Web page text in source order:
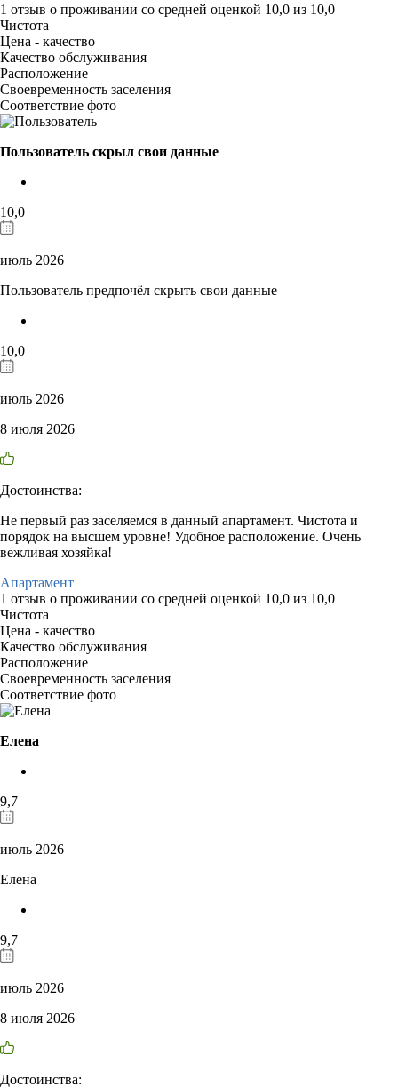
1 отзыв о проживании со средней оценкой 10,0 из 10,0
Чистота
Цена - качество
Качество обслуживания
Расположение
Своевременность заселения
Соответствие фото
Пользователь скрыл свои данные
10,0
июль 2026
Пользователь предпочёл скрыть свои данные
10,0
июль 2026
8 июля 2026
Достоинства:
Не первый раз заселяемся в данный апартамент. Чистота и
порядок на высшем уровне! Удобное расположение. Очень
вежливая хозяйка!
Апартамент
1 отзыв о проживании со средней оценкой 10,0 из 10,0
Чистота
Цена - качество
Качество обслуживания
Расположение
Своевременность заселения
Соответствие фото
Елена
9,7
июль 2026
Елена
9,7
июль 2026
8 июля 2026
Достоинства: